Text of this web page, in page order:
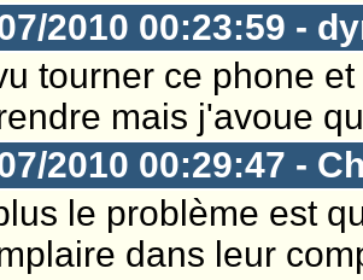
2010 00:23:59 -
tourner ce phone
mais j'avoue
2010 00:29:47 -
le problème est
dans leur